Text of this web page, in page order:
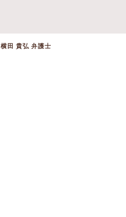
横田 貴弘 弁護士